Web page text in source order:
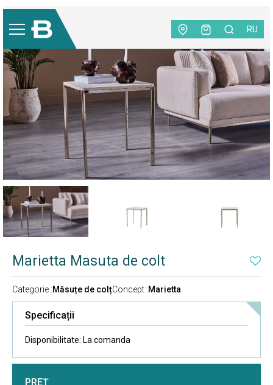
RU
Living
NEW
Marietta Masuta de colt
Categorie :Măsuțe de colțConcept :Marietta
Specificații
Disponibilitate: La comanda
PREȚ